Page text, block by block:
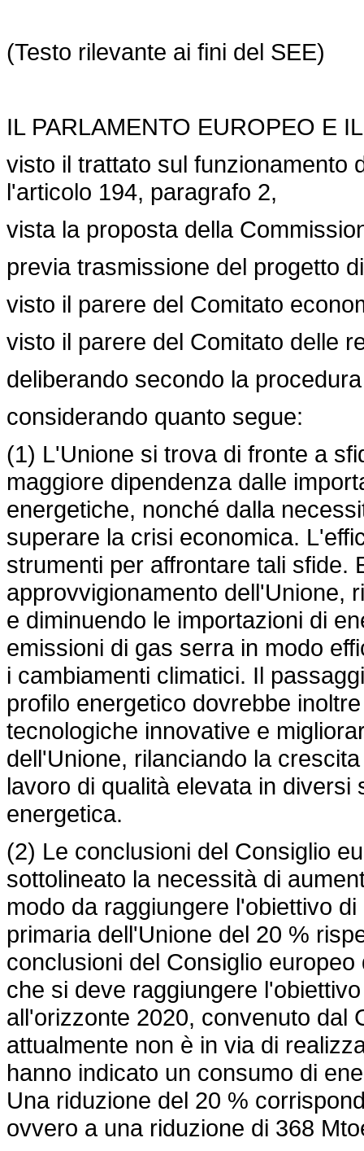
(Testo rilevante ai fini del SEE)
IL PARLAMENTO EUROPEO E
visto il trattato sul funzionamento
l'articolo 194, paragrafo 2,
vista la proposta della
previa trasmissione del progetto
visto il parere del Comitato
visto il parere del Comitato delle
deliberando secondo la
considerando quanto segue:
(1) L'Unione si trova di fronte a
maggiore dipendenza dalle
energetiche, nonché dalla
superare la crisi economica.
strumenti per affrontare tali sfide.
approvvigionamento dell'Unione,
e diminuendo le importazioni di
emissioni di gas serra in modo
i cambiamenti climatici. Il
profilo energetico dovrebbe
tecnologiche innovative e
dell'Unione, rilanciando la
lavoro di qualità elevata in
energetica.
(2) Le conclusioni del Consiglio
sottolineato la necessità di
modo da raggiungere l'obiettivo
primaria dell'Unione del 20 %
conclusioni del Consiglio
che si deve raggiungere
all'orizzonte 2020, convenuto dal
attualmente non è in via di
hanno indicato un consumo di
Una riduzione del 20 %
ovvero a una riduzione di 368